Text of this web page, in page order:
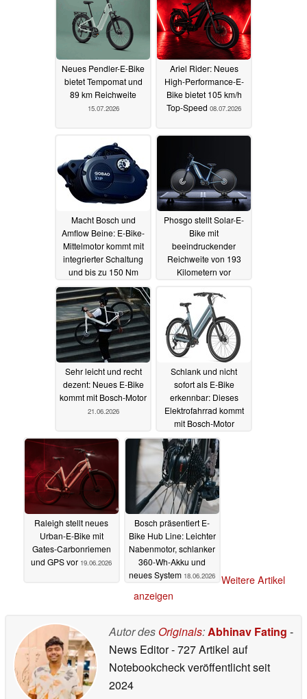
Neues Pendler-E-Bike
bietet Tempomat und
89 km Reichweite
15.07.2026
Ariel Rider: Neues
High-Performance-E-
Bike bietet 105 km/h
Top-Speed 08.07.2026
Macht Bosch und
Amflow Beine: E-Bike-
Mittelmotor kommt mit
integrierter Schaltung
und bis zu 150 Nm
27.06.2026
Phosgo stellt Solar-E-
Bike mit
beeindruckender
Reichweite von 193
Kilometern vor
Sehr leicht und recht
dezent: Neues E-Bike
kommt mit Bosch-Motor
21.06.2026
Schlank und nicht
sofort als E-Bike
erkennbar: Dieses
Elektrofahrrad kommt
mit Bosch-Motor
20.06.2026
Raleigh stellt neues
Urban-E-Bike mit
Gates-Carbonriemen
und GPS vor 19.06.2026
Bosch präsentiert E-
Bike Hub Line: Leichter
Nabenmotor, schlanker
360-Wh-Akku und
neues System 18.06.2026
Weitere Artikel
anzeigen
Autor des Originals:Abhinav Fating -
News Editor- 727 Artikel auf
Notebookcheck veröffentlichtseit
2024